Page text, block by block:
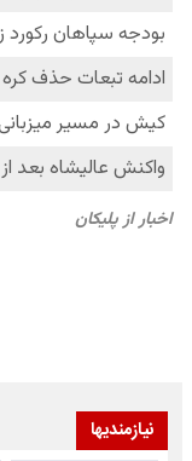
نیازمندیها